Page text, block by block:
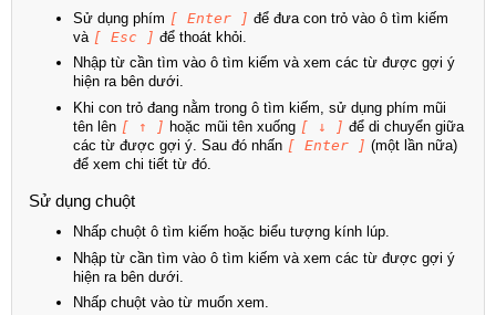
Sử dụng phím [ Enter ] để đưa con trỏ vào ô tìm kiếm
và [ Esc ] để thoát khỏi.
Nhập từ cần tìm vào ô tìm kiếm và xem các từ được gợi ý
hiện ra bên dưới.
Khi con trỏ đang nằm trong ô tìm kiếm, sử dụng phím mũi
tên lên [ ↑ ] hoặc mũi tên xuống [ ↓ ] để di chuyển giữa
các từ được gợi ý. Sau đó nhấn [ Enter ] (một lần nữa)
để xem chi tiết từ đó.
Sử dụng chuột
Nhấp chuột ô tìm kiếm hoặc biểu tượng kính lúp.
Nhập từ cần tìm vào ô tìm kiếm và xem các từ được gợi ý
hiện ra bên dưới.
Nhấp chuột vào từ muốn xem.